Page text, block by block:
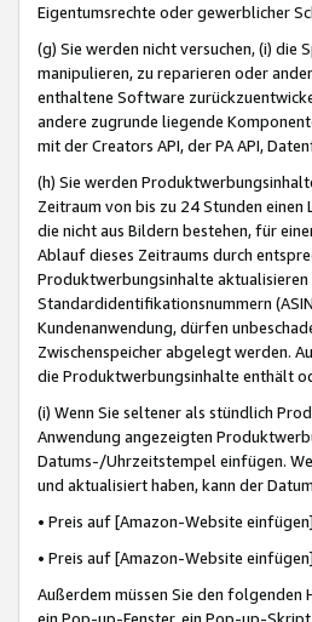
Eigentumsrechte oder gewerblicher
(g) Sie werden nicht versuchen, (i)
manipulieren, zu reparieren oder
enthaltene Software
andere zugrunde liegende
mit der Creators API, der PA API,
(h) Sie werden
Zeitraum von bis zu 24 Stunden
die nicht aus Bildern bestehen, für
Ablauf dieses Zeitraums durch
Produktwerbungsinhalte
Standardidentifikationsnummern
Kundenanwendung, dürfen
Zwischenspeicher abgelegt werden.
die Produktwerbungsinhalte enthält
(i) Wenn Sie seltener als stündlich
Anwendung angezeigten
Datums-/Uhrzeitstempel einfügen.
und aktualisiert haben, kann der
• Preis auf [Amazon-Website
• Preis auf [Amazon-Website
Außerdem müssen Sie den folgenden
ein Pop-up-Fenster, ein Pop-up-